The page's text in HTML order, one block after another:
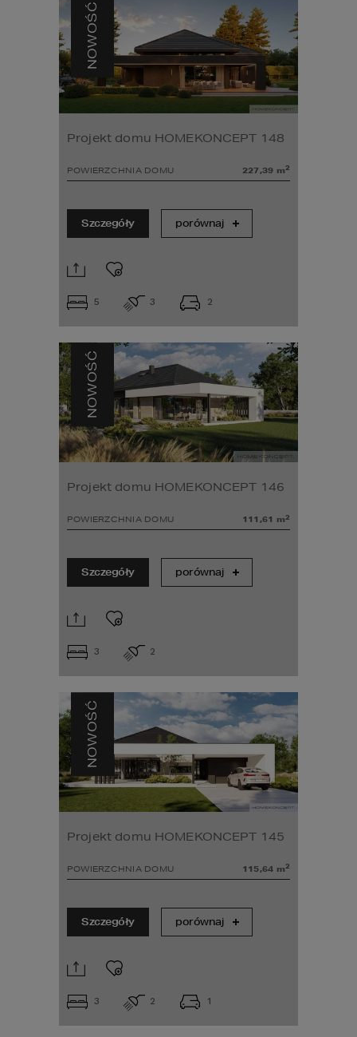
NOWOŚĆ
Projekt domu HOMEKONCEPT 148
POWIERZCHNIA DOMU 227,39 m2
5 3 2
Szczegóły porównaj
NOWOŚĆ
Projekt domu HOMEKONCEPT 146
POWIERZCHNIA DOMU 111,61 m2
3 2
Szczegóły porównaj
NOWOŚĆ
Projekt domu HOMEKONCEPT 145
POWIERZCHNIA DOMU 115,64 m2
3 2 1
Szczegóły porównaj